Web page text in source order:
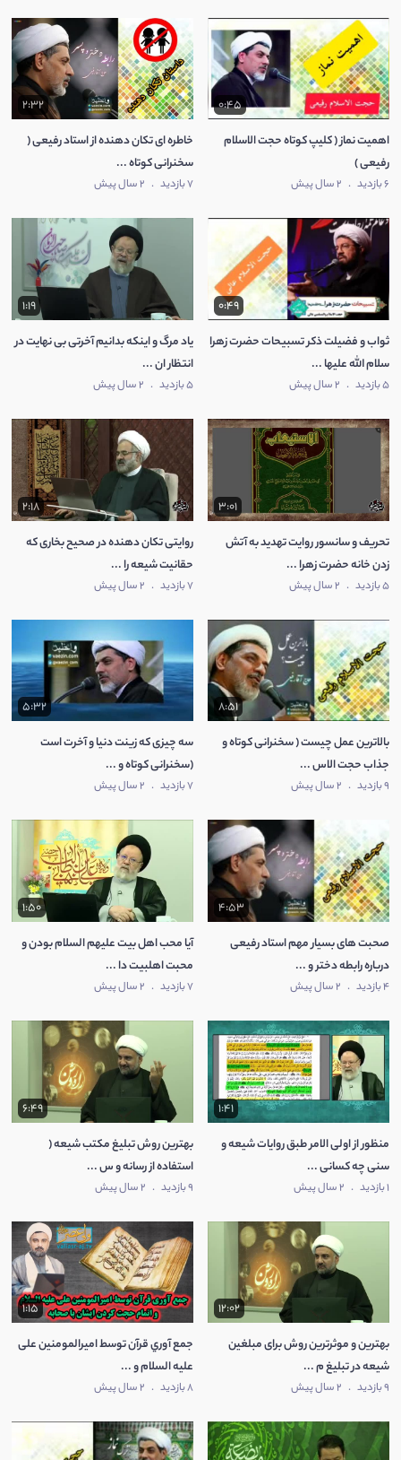
0:45
اهمیت نماز ( کلیپ کوتاه حجت الاسلام
رفیعی )
6 بازدید . 2 سال پیش
2:32
خاطره ای تکان دهنده از استاد رفیعی (
سخنرانی کوتاه ...
7 بازدید . 2 سال پیش
0:49
ثواب و فضیلت ذکر تسبیحات حضرت زهرا
سلام الله علیها ...
5 بازدید . 2 سال پیش
1:19
یاد مرگ و اینکه بدانیم آخرتی بی نهایت در
انتظار ان ...
5 بازدید . 2 سال پیش
3:01
تحریف و سانسور روایت تهدید به آتش
زدن خانه حضرت زهرا ...
5 بازدید . 2 سال پیش
2:18
روایتی تکان دهنده در صحیح بخاری که
حقانیت شیعه را ...
7 بازدید . 2 سال پیش
8:51
بالاترین عمل چیست ( سخنرانی کوتاه و
جذاب حجت الاس ...
9 بازدید . 2 سال پیش
5:32
سه چیزی که زینت دنیا و آخرت است
(سخنرانی کوتاه و ...
7 بازدید . 2 سال پیش
4:53
صحبت های بسیار مهم استاد رفیعی
درباره رابطه دختر و ...
4 بازدید . 2 سال پیش
1:50
آیا محب اهل بیت علیهم السلام بودن و
محبت اهلبیت دا ...
7 بازدید . 2 سال پیش
1:41
منظور از اولی الامر طبق روایات شیعه و
سنی چه کسانی ...
1 بازدید . 2 سال پیش
6:49
بهترين روش تبلیغ مکتب شیعه (
استفاده از رسانه و س ...
9 بازدید . 2 سال پیش
12:02
بهترين و موثرترین روش برای مبلغين
شيعه در تبليغ م ...
9 بازدید . 2 سال پیش
1:15
جمع آوري قرآن توسط امیرالمومنین علی
عليه السلام و ...
8 بازدید . 2 سال پیش